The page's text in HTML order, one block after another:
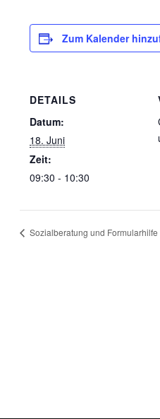
Zum Kalender
DETAILS
Datum:
18. Juni
Zeit:
09:30 - 10:30
Sozialberatung und Formularhilfe